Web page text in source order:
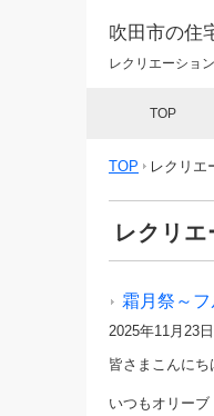
吹田市の住
レクリエーショ
TOP
TOP レクリエ
レクリ
霜月祭～
2025年11月23日
皆さまこんにち
いつもオリー